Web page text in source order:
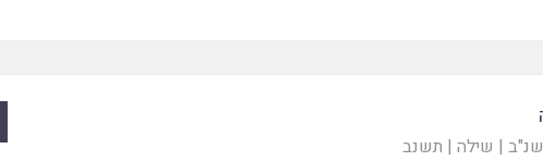
| שילה | תשנב